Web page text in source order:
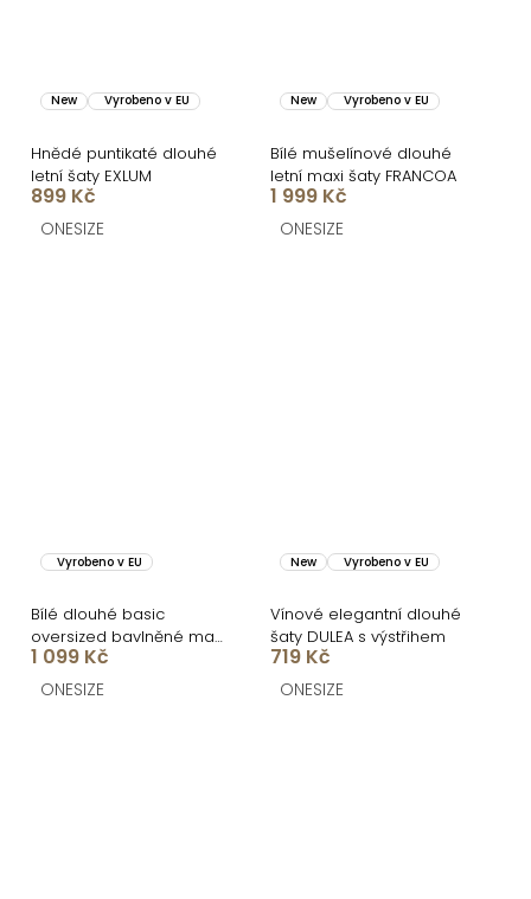
New Vyrobeno v EU
Hnědé puntikaté dlouhé
letní šaty EXLUM
899 Kč
ONESIZE
New Vyrobeno v EU
Bílé mušelínové dlouhé
letní maxi šaty FRANCOA
1 999 Kč
ONESIZE
Vyrobeno v EU
Bílé dlouhé basic
oversized bavlněné maxi
košilové šaty FLARETA
1 099 Kč
ONESIZE
New Vyrobeno v EU
Vínové elegantní dlouhé
šaty DULEA s výstřihem
719 Kč
ONESIZE